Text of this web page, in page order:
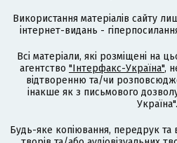
Використання матеріалів сайту
інтернет-видань -
Всі матеріали, які розміщені на
агентство "Інтерфакс-Україна",
відтворенню та/чи
інакше як з письмового
Україна".
Будь-яке копіювання, передрук та